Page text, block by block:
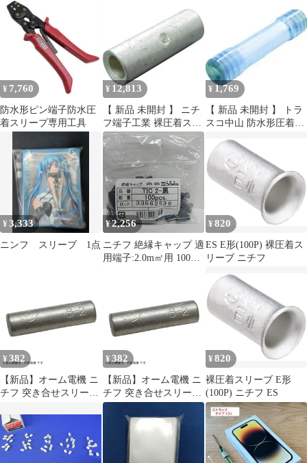
透 （５０個入）
¥ 7,760
防水形ピン端子防水圧
着スリープ専用工具
¥ 12,813
【 新品 未開封 】 ニチ
フ端子工業 裸圧着スリ
ーブ B形(100P) B14 未
使用 送料無料
¥ 1,769
【 新品 未開封 】 トラ
スコ中山 防水形圧着ス
パック11個) 未使用 送
料無料
¥3,333
ニンフ スリーブ 1点
¥2,256
ニチフ 絶縁キャップ 適
用端子:2.0m㎡用 100個
¥820
ES E形(100P) 裸圧着ス
リーブ ニチフ
¥382
【新品】オーム電機 ニ
チフ 突き合せスリーブ
2589
¥382
【新品】オーム電機 ニ
チフ 突き合せスリーブ
B-8 4個入_B-8 4 09-
¥820
裸圧着スリーブ E形
(100P) ニチフ ES